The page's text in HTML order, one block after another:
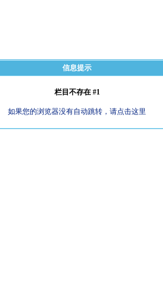
信息提示
栏目不存在 #1
如果您的浏览器没有自动跳转，请点击这里